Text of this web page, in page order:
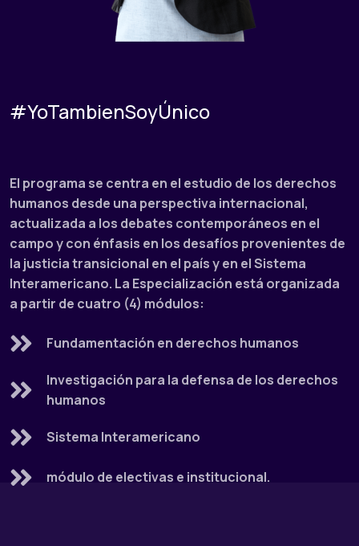
#YoTambienSoyÚnico
El programa se centra en el estudio de los derechos
humanos desde una perspectiva internacional,
actualizada a los debates contemporáneos en el
campo y con énfasis en los desafíos provenientes de
la justicia transicional en el país y en el Sistema
Interamericano. La Especialización está organizada
a partir de cuatro (4) módulos:
Fundamentación en derechos humanos
Investigación para la defensa de los derechos
humanos
Sistema Interamericano
módulo de electivas e institucional.